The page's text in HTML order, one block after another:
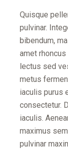
Quisque
pulvinar.
bibendum,
amet
lectus sed
metus
iaculis purus
consectetur.
iaculis.
maximus
pulvinar